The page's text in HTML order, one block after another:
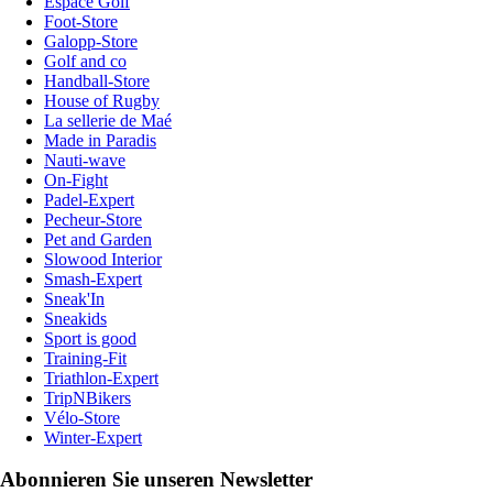
Foot-Store
Galopp-Store
Golf and co
Handball-Store
House of Rugby
La sellerie de Maé
Made in Paradis
Nauti-wave
On-Fight
Padel-Expert
Pecheur-Store
Pet and Garden
Slowood Interior
Smash-Expert
Sneak'In
Sneakids
Sport is good
Training-Fit
Triathlon-Expert
TripNBikers
Vélo-Store
Winter-Expert
Abonnieren Sie unseren Newsletter